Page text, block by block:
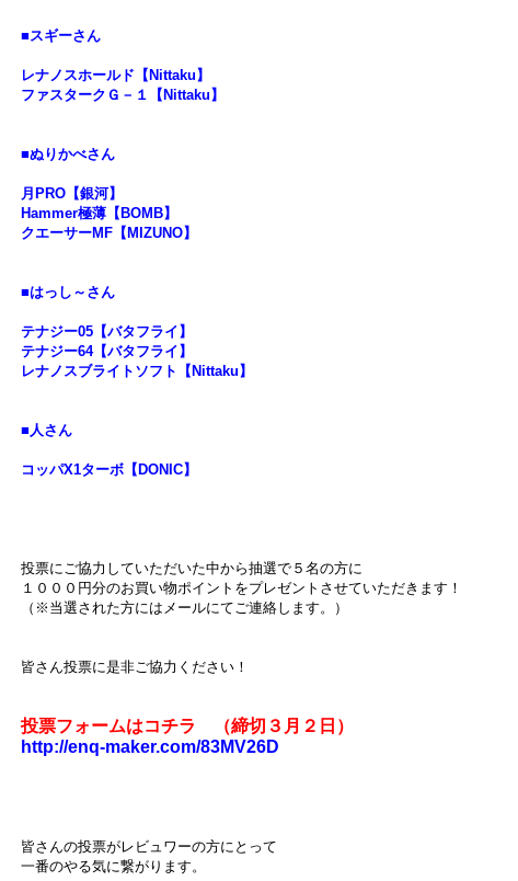
■スギーさん
レナノスホールド【Nittaku】
ファスタークＧ－１【Nittaku】
■ぬりかべさん
月PRO【銀河】
Hammer極薄【BOMB】
クエーサーMF【MIZUNO】
■はっし～さん
テナジー05【バタフライ】
テナジー64【バタフライ】
レナノスブライトソフト【Nittaku】
■人さん
コッパX1ターボ【DONIC】
投票にご協力していただいた中から抽選で５名の方に
１０００円分のお買い物ポイントをプレゼントさせていただきます！
（※当選された方にはメールにてご連絡します。）
皆さん投票に是非ご協力ください！
投票フォームはコチラ （締切３月２日）
http://enq-maker.com/83MV26D
皆さんの投票がレビュワーの方にとって
一番のやる気に繋がります。